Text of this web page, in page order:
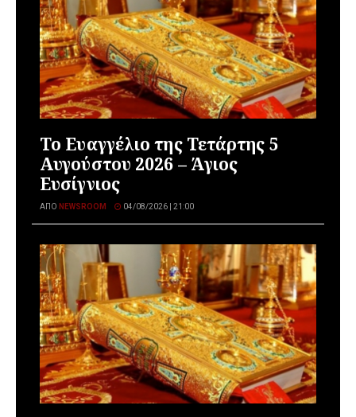
Το Ευαγγέλιο της Τετάρτης 5
Αυγούστου 2026 – Άγιος
Ευσίγνιος
ΑΠΌ NEWSROOM 04/08/2026 | 21:00